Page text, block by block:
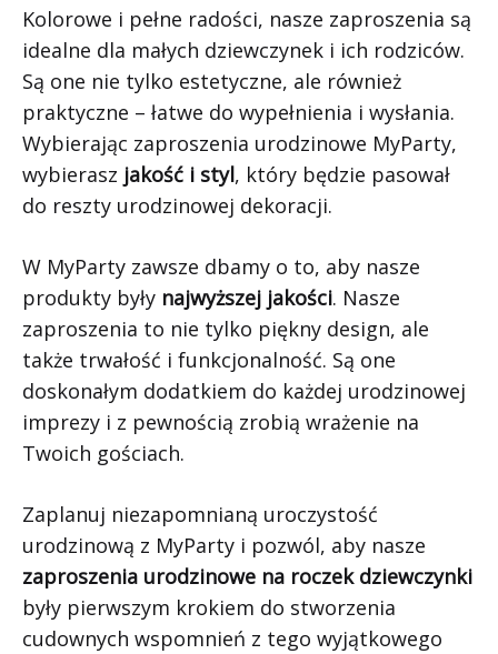
Kolorowe i pełne radości, nasze zaproszenia są
idealne dla małych dziewczynek i ich rodziców.
Są one nie tylko estetyczne, ale również
praktyczne – łatwe do wypełnienia i wysłania.
Wybierając zaproszenia urodzinowe MyParty,
wybierasz jakość i styl, który będzie pasował
do reszty urodzinowej dekoracji.
W MyParty zawsze dbamy o to, aby nasze
produkty były najwyższej jakości. Nasze
zaproszenia to nie tylko piękny design, ale
także trwałość i funkcjonalność. Są one
doskonałym dodatkiem do każdej urodzinowej
imprezy i z pewnością zrobią wrażenie na
Twoich gościach.
Zaplanuj niezapomnianą uroczystość
urodzinową z MyParty i pozwól, aby nasze
zaproszenia urodzinowe na roczek dziewczynki
były pierwszym krokiem do stworzenia
cudownych wspomnień z tego wyjątkowego